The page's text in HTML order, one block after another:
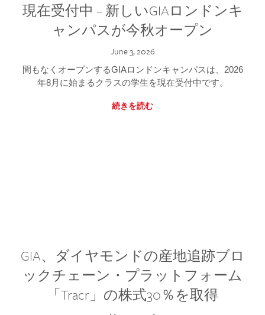
現在受付中 – 新しいGIAロンドンキ
ャンパスが今秋オープン
June 3, 2026
間もなくオープンするGIAロンドンキャンパスは、2026
年8月に始まるクラスの学生を現在受付中です。
続きを読む
GIA、ダイヤモンドの産地追跡ブロ
ックチェーン・プラットフォーム
「Tracr」の株式30％を取得